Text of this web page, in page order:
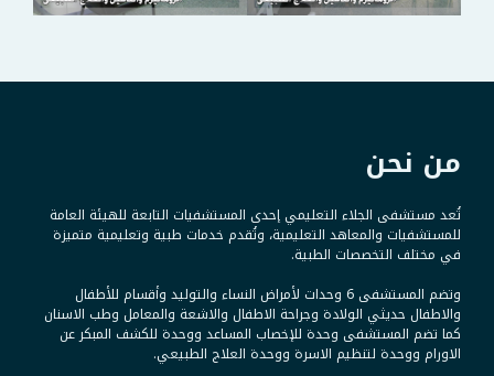
من نحن
تُعد مستشفى الجلاء التعليمي إحدى المستشفيات التابعة للهيئة العامة
للمستشفيات والمعاهد التعليمية، وتُقدم خدمات طبية وتعليمية متميزة
في مختلف التخصصات الطبية.
وتضم المستشفى 6 وحدات لأمراض النساء والتوليد وأقسام للأطفال
والاطفال حديثي الولادة وجراحة الاطفال والاشعة والمعامل وطب الاسنان
كما تضم المستشفى وحدة للإخصاب المساعد ووحدة للكشف المبكر عن
الاورام ووحدة لتنظيم الاسرة ووحدة العلاج الطبيعي.